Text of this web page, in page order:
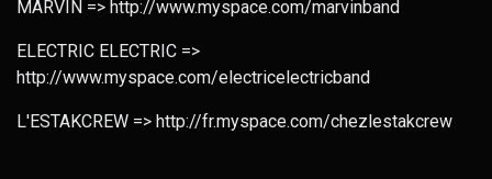
MARVIN => http://www.myspace.com/marvinband
ELECTRIC ELECTRIC =>
http://www.myspace.com/electricelectricband
L'ESTAKCREW => http://fr.myspace.com/chezlestakcrew